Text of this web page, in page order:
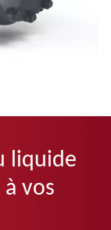
liquide
vos